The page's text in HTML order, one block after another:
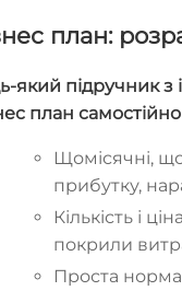
план:
який підручник з
план
Щомісячні,
прибутку,
Кількість і
покрили
Проста